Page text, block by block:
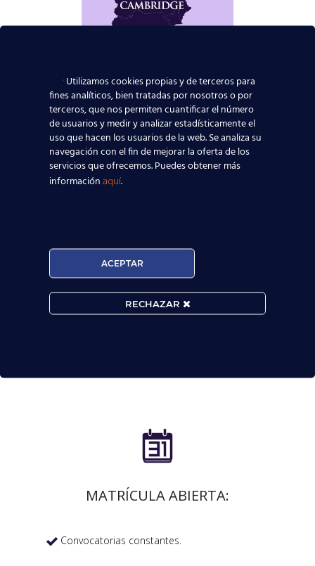

MATRÍCULA ABIERTA:
 Convocatorias constantes.
Utilizamos cookies propias y de terceros para
fines analíticos, bien tratadas por nosotros o por
terceros, que nos permiten cuantificar el número
de usuarios y medir y analizar estadísticamente el
uso que hacen los usuarios de la web. Se analiza su
navegación con el fin de mejorar la oferta de los
servicios que ofrecemos. Puedes obtener más
información aquí.
ACEPTAR
RECHAZAR